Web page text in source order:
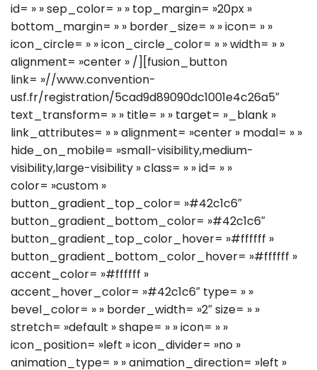
id= » » sep_color= » » top_margin= »20px »
bottom_margin= » » border_size= » » icon= » »
icon_circle= » » icon_circle_color= » » width= » »
alignment= »center » /][fusion_button
link= »//www.convention-
usf.fr/registration/5cad9d89090dc1001e4c26a5″
text_transform= » » title= » » target= »_blank »
link_attributes= » » alignment= »center » modal= » »
hide_on_mobile= »small-visibility,medium-
visibility,large-visibility » class= » » id= » »
color= »custom »
button_gradient_top_color= »#42c1c6″
button_gradient_bottom_color= »#42c1c6″
button_gradient_top_color_hover= »#ffffff »
button_gradient_bottom_color_hover= »#ffffff »
accent_color= »#ffffff »
accent_hover_color= »#42c1c6″ type= » »
bevel_color= » » border_width= »2″ size= » »
stretch= »default » shape= » » icon= » »
icon_position= »left » icon_divider= »no »
animation_type= » » animation_direction= »left »